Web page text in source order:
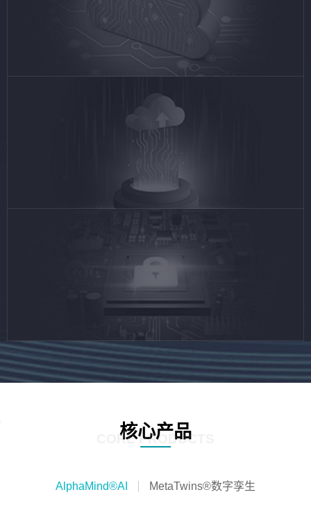
核心产品
CORE PRODUCTS
AlphaMind®AI MetaTwins®数字孪生